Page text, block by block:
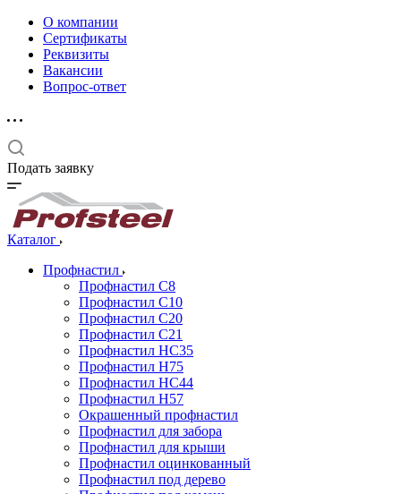
О компании
Сертификаты
Реквизиты
Вакансии
Вопрос-ответ
Подать заявку
Каталог
Профнастил
Профнастил С8
Профнастил С10
Профнастил С20
Профнастил С21
Профнастил НС35
Профнастил Н75
Профнастил HC44
Профнастил Н57
Окрашенный профнастил
Профнастил для забора
Профнастил для крыши
Профнастил оцинкованный
Профнастил под дерево